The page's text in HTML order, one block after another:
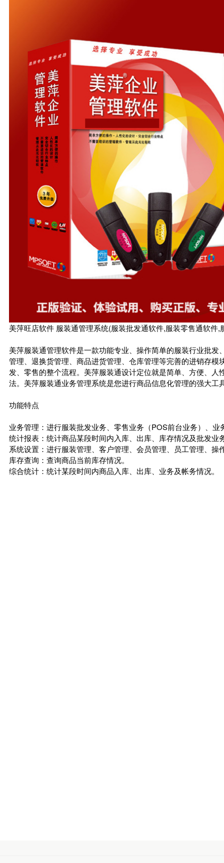
美萍旺店软件 服装通管理系统(服装批发通软件,服装零售通软件
美萍服装通管理软件是一款功能专业、操作简单的服装行业批
管理、退换货管理、商品进货管理、仓库管理等完善的进销存
发、零售的整个流程。美萍服装通设计定位就是简单、方便、
法。美萍服装通业务管理系统是您进行商品信息化管理的强大工
功能特点
业务管理：进行服装批发业务、零售业务（POS前台业务）、
统计报表：统计商品某段时间内入库、出库、库存情况及批发业
系统设置：进行服装管理、客户管理、会员管理、员工管理、
库存查询：查询商品当前库存情况。
综合统计：统计某段时间内商品入库、出库、业务及帐务情况。